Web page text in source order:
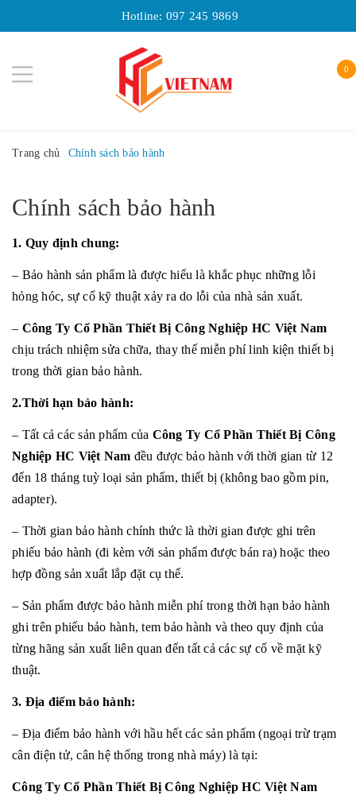
Hotline: 097 245 9869
0
Trang chủ Chính sách bảo hành
Chính sách bảo hành
1. Quy định chung:
– Bảo hành sản phẩm là được hiểu là khắc phục những lỗi
hỏng hóc, sự cố kỹ thuật xảy ra do lỗi của nhà sản xuất.
– Công Ty Cổ Phần Thiết Bị Công Nghiệp HC Việt Nam
chịu trách nhiệm sửa chữa, thay thế miễn phí linh kiện thiết bị
trong thời gian bảo hành.
2.Thời hạn bảo hành:
– Tất cả các sản phẩm của Công Ty Cổ Phần Thiết Bị Công
Nghiệp HC Việt Nam đều được bảo hành với thời gian từ 12
đến 18 tháng tuỳ loại sản phẩm, thiết bị (không bao gồm pin,
adapter).
– Thời gian bảo hành chính thức là thời gian được ghi trên
phiếu bảo hành (đi kèm với sản phẩm được bán ra) hoặc theo
hợp đồng sản xuất lắp đặt cụ thể.
– Sản phẩm được bảo hành miễn phí trong thời hạn bảo hành
ghi trên phiếu bảo hành, tem bảo hành và theo quy định của
từng hãng sản xuất liên quan đến tất cả các sự cố về mặt kỹ
thuật.
3. Địa điểm bảo hành:
– Địa điểm bảo hành với hầu hết các sản phẩm (ngoại trừ trạm
cân điện tử, cân hệ thống trong nhà máy) là tại:
Công Ty Cổ Phần Thiết Bị Công Nghiệp HC Việt Nam